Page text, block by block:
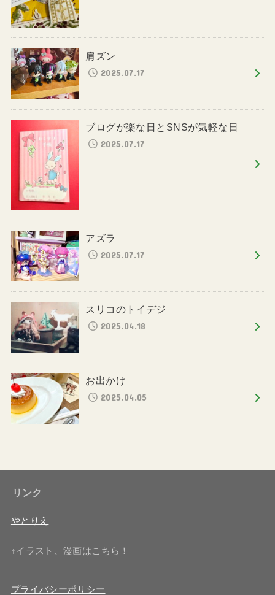
肩ズン
2025.07.17
ブログが楽な日とSNSが気軽な日
2025.07.17
アズラ
2025.07.17
スリコのトイデジ
2025.04.18
お出かけ
2025.04.05
リンク
やとりえ
↑イラスト、漫画はこちら！
プライバシーポリシー